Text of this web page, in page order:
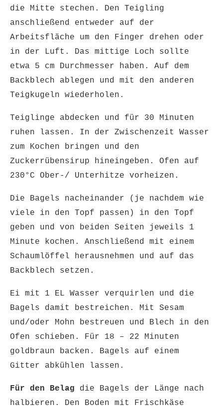
die Mitte stechen. Den Teigling
anschließend entweder auf der
Arbeitsfläche um den Finger drehen oder
in der Luft. Das mittige Loch sollte
etwa 5 cm Durchmesser haben. Auf dem
Backblech ablegen und mit den anderen
Teigkugeln wiederholen.
Teiglinge abdecken und für 30 Minuten
ruhen lassen. In der Zwischenzeit Wasser
zum Kochen bringen und den
Zuckerrübensirup hineingeben. Ofen auf
230°C Ober-/ Unterhitze vorheizen.
Die Bagels nacheinander (je nachdem wie
viele in den Topf passen) in den Topf
geben und von beiden Seiten jeweils 1
Minute kochen. Anschließend mit einem
Schaumlöffel herausnehmen und auf das
Backblech setzen.
Ei mit 1 EL Wasser verquirlen und die
Bagels damit bestreichen. Mit Sesam
und/oder Mohn bestreuen und Blech in den
Ofen schieben. Für 18 – 22 Minuten
goldbraun backen. Bagels auf einem
Gitter abkühlen lassen.
Für den Belag die Bagels der Länge nach
halbieren. Den Boden mit Frischkäse